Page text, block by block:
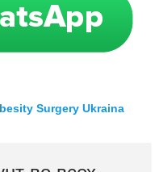
Surgery Ukraina